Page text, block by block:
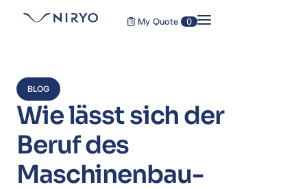
My Quote 0
BLOG
Wie lässt sich der
Beruf des
Maschinenbau-